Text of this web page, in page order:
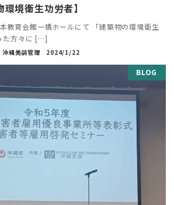
環境衛生功労者】
教育会館一橋ホールにて 「建築物の環境衛生
た方々に […]
沖縄美装管理 2024/1/22
BLOG